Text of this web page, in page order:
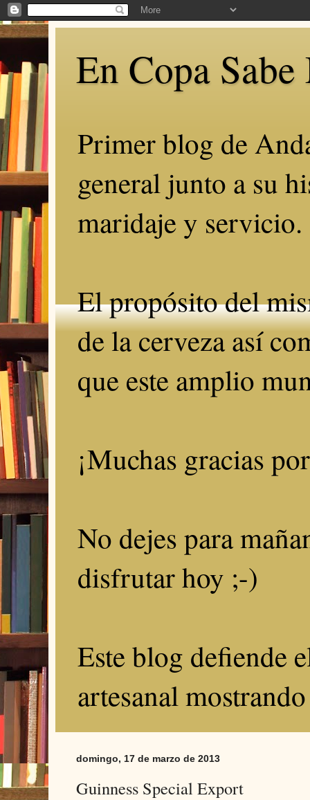
En Copa
Primer blog de
general junto a su
maridaje y servicio.
El propósito del
de la cerveza así
que este amplio
¡Muchas gracias
No dejes para
disfrutar hoy ;-)
Este blog defiende
artesanal
domingo, 17 de marzo de 2013
Guinness Special Export